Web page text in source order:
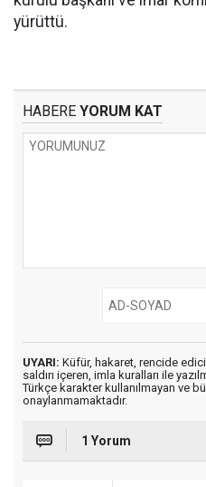
yürüttü.
HABERE YORUM KAT
UYARI: Küfür, hakaret, rencide
saldırı içeren, imla kuralları ile
Türkçe karakter kullanılmayan ve
onaylanmamaktadır.
1 Yorum